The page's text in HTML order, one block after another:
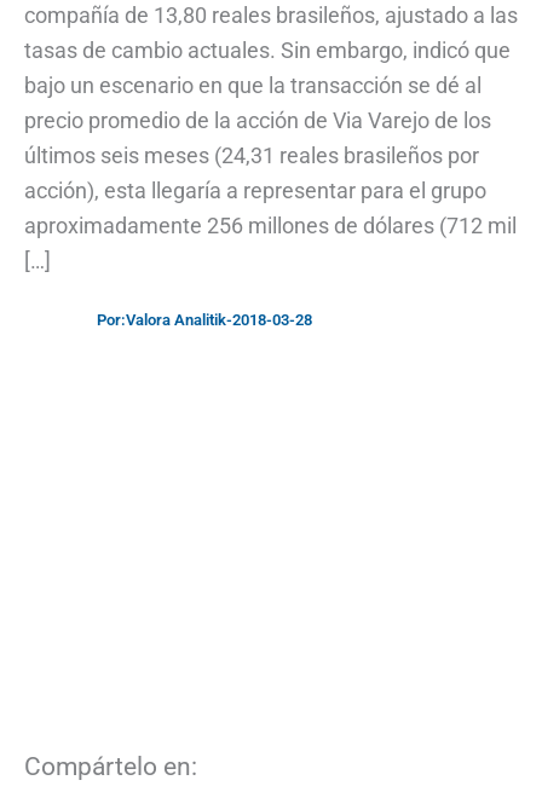
compañía de 13,80 reales brasileños, ajustado a las
tasas de cambio actuales. Sin embargo, indicó que
bajo un escenario en que la transacción se dé al
precio promedio de la acción de Via Varejo de los
últimos seis meses (24,31 reales brasileños por
acción), esta llegaría a representar para el grupo
aproximadamente 256 millones de dólares (712 mil
[…]
Por:Valora Analitik-2018-03-28
Compártelo en: